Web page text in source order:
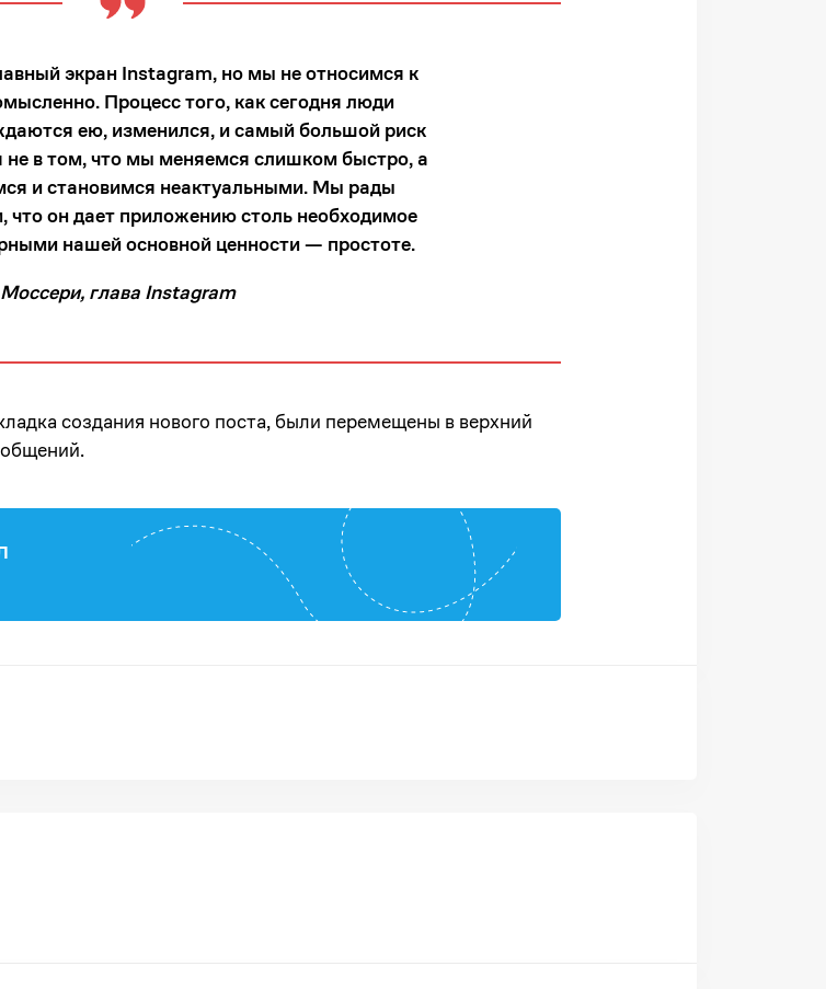
экран Instagram, но мы не относимся к
Процесс того, как сегодня люди
ею, изменился, и самый большой риск
в том, что мы меняемся слишком быстро, а
и становимся неактуальными. Мы рады
что он дает приложению столь необходимое
нашей основной ценности — простоте.
глава Instagram
создания нового поста, были перемещены в верхний